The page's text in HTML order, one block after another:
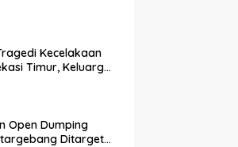
Kecelakaan
Timur, Keluarga
Open Dumping
Ditarget